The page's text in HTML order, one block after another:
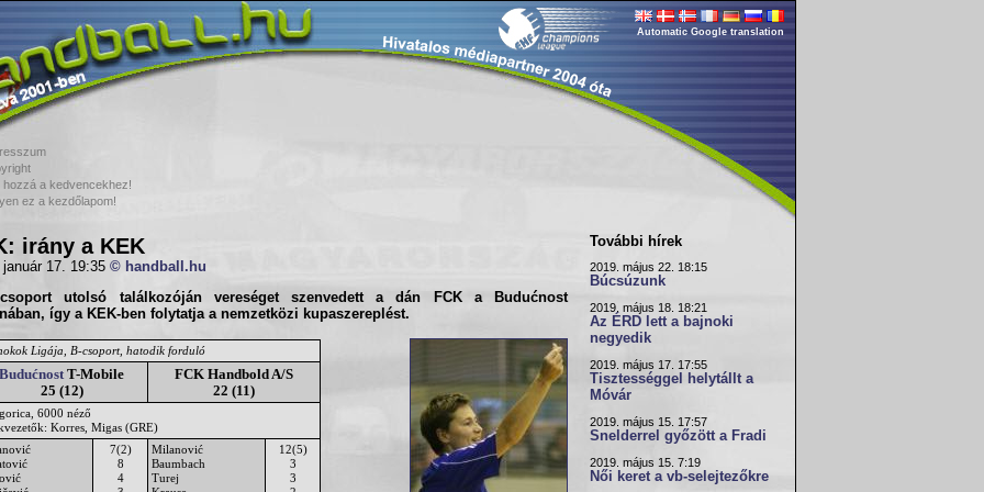
Automatic Google translation
hozzá a kedvencekhez!
ez a kezdőlapom!
irány a KEK
január 17. 19:35 © handball.hu
utolsó találkozóján vereséget szenvedett a dán FCKa
Budućnost
így a KEK-ben folytatja a nemzetközi kupaszereplést.
Ligája, B-csoport, hatodik forduló
Budućnost T-Mobile
25 (12)
FCK Handbold A/S
22 (11)
6000 néző
Korres, Migas (GRE)
7(2)
8
4
Milanović
Baumbach
Turej
12(5)
3
3
További hírek
2019. május 22. 18:15
Búcsúzunk
2019. május 18. 18:21
Az ÉRD lett a bajnoki
negyedik
2019. május 17. 17:55
Tisztességgel helytállt a
Móvár
2019. május 15. 17:57
Snelderrel győzött a Fradi
2019. május 15. 7:19
Női keret a vb-selejtezőkre